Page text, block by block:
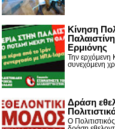
Κίνηση
Ερμιόνης
Την ερχόμενη
συνεχόμενη
Δράση
Ο